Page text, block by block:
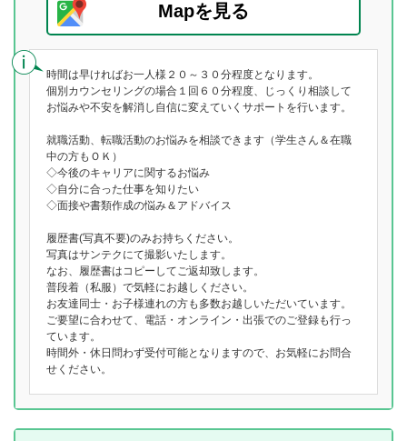
Mapを見る
時間は早ければお一人様２０～３０分程度となります。
個別カウンセリングの場合１回６０分程度、じっくり相談して
お悩みや不安を解消し自信に変えていくサポートを行います。
就職活動、転職活動のお悩みを相談できます（学生さん＆在職
中の方もＯＫ）
◇今後のキャリアに関するお悩み
◇自分に合った仕事を知りたい
◇面接や書類作成の悩み＆アドバイス
履歴書(写真不要)のみお持ちください。
写真はサンテクにて撮影いたします。
なお、履歴書はコピーしてご返却致します。
普段着（私服）で気軽にお越しください。
お友達同士・お子様連れの方も多数お越しいただいています。
ご要望に合わせて、電話・オンライン・出張でのご登録も行っ
ています。
時間外・休日問わず受付可能となりますので、お気軽にお問合
せください。